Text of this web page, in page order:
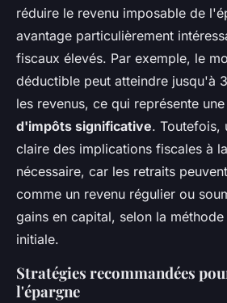
réduire le revenu imposable de
avantage particulièrement
fiscaux élevés. Par exemple, le
déductible peut atteindre jusqu'à
les revenus, ce qui représente une
d'impôts significative. Toutefois,
claire des implications fiscales à
nécessaire, car les retraits
comme un revenu régulier ou
gains en capital, selon la
initiale.
Stratégies recommandées
l'épargne